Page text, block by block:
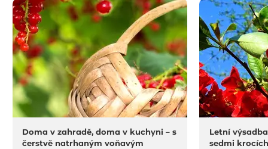
Doma v zahradě, doma v kuchyni – s
čerstvě natrhaným voňavým
Letní
sedmi krocích